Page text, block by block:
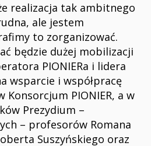
realizacja tak ambitnego
ale jestem
to zorganizować.
będzie dużej mobilizacji
PIONIERa i lidera
wsparcie i współpracę
Konsorcjum PIONIER, a w
Prezydium –
– profesorów Romana
Suszyńskiego oraz